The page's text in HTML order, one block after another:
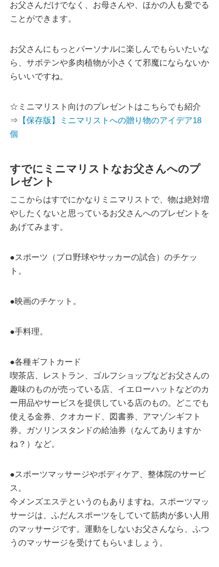
お父さんだけでなく、お母さんや、ほかの人も愛でる
ことができます。
お父さんにもっとパーソナルに楽しんでもらいたいな
ら、サボテンや多肉植物が小さくて邪魔にならないか
らいいですね。
☆ミニマリスト向けのプレゼントはこちらでも紹介
⇒ 【保存版】ミニマリストへの贈り物のアイデア18
個
すでにミニマリストなお父さんへのプ
レゼント
ここからはすでにかなりミニマリストで、物は絶対増
やしたくないと思っているお父さんへのプレゼントを
あげてみます。
●スポーツ（プロ野球やサッカーの試合）のチケッ
ト。
●映画のチケット。
●手料理。
●各種ギフトカード
喫茶店、レストラン、ゴルフショップなどお父さんの
趣味のものが売っている店、イエローハットなどのカ
ー用品やサービスを提供している店のもの。どこでも
使える金券、クオカード、図書券、アマゾンギフト
券。ガソリンスタンドの給油券（なんてありますか
ね？）など。
●スポーツマッサージやボディケア、整体院のサービ
ス。
今メンズエステというのもありますね。スポーツマッ
サージは、ふだんスポーツをしていて筋肉が多い人用
のマッサージです。運動をしないお父さんなら、ふつ
うのマッサージを受けてもらいましょう。